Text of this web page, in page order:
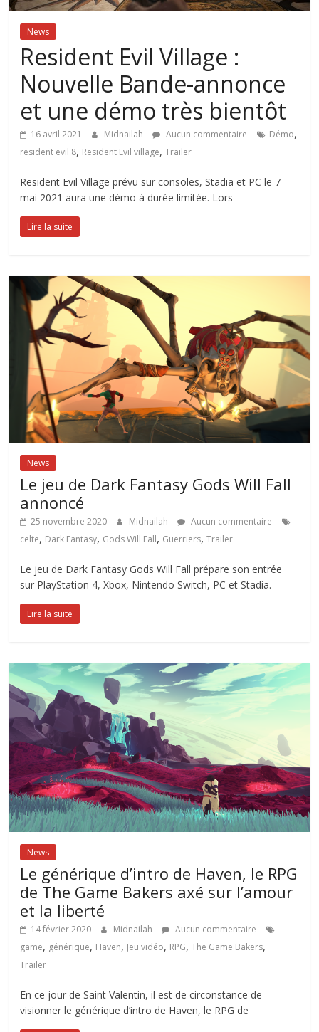
News
Resident Evil Village :
Nouvelle Bande-annonce
et une démo très bientôt
16 avril 2021 Midnailah Aucun commentaire Démo,
resident evil 8, Resident Evil village,Trailer
Resident Evil Village prévu sur consoles, Stadia et PC le 7
mai 2021 aura une démo à durée limitée. Lors
Lire la suite
News
Le jeu de Dark Fantasy Gods Will Fall
annoncé
25 novembre 2020 Midnailah
Aucun commentaire
celte, Dark Fantasy, Gods Will Fall, Guerriers,Trailer
Le jeu de Dark Fantasy Gods Will Fall prépare son entrée
sur PlayStation 4, Xbox, Nintendo Switch, PC et Stadia.
Lire la suite
News
Le générique d’intro de Haven, le RPG
de The Game Bakers axé sur l’amour
et la liberté
14 février 2020 Midnailah
Aucun commentaire
game, générique, Haven, Jeu vidéo, RPG,The Game Bakers,
Trailer
En ce jour de Saint Valentin, il est de circonstance de
visionner le générique d’intro de Haven, le RPG de